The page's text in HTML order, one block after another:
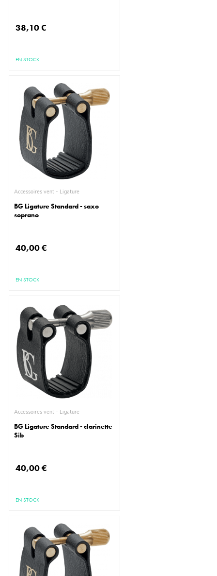
38,10 €
EN STOCK
Accessoires vent - Ligature
BG Ligature Standard - saxo
soprano
40,00 €
EN STOCK
Accessoires vent - Ligature
BG Ligature Standard - clarinette
Sib
40,00 €
EN STOCK